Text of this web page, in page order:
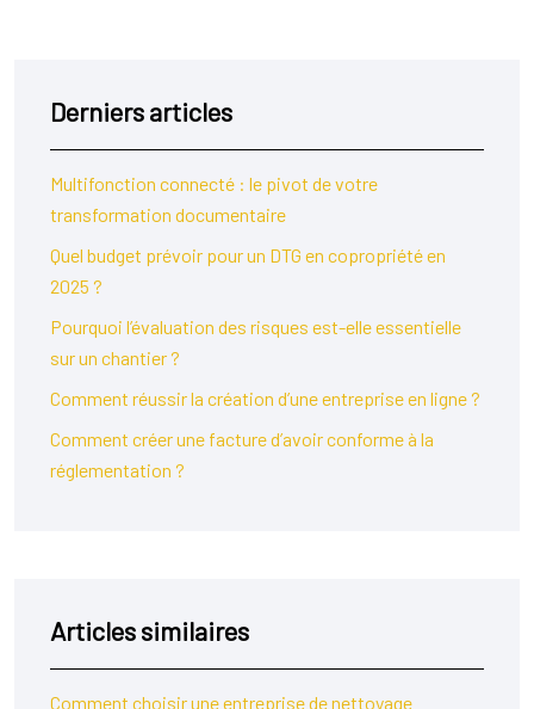
Derniers articles
Multifonction connecté : le pivot de votre
transformation documentaire
Quel budget prévoir pour un DTG en copropriété en
2025 ?
Pourquoi l’évaluation des risques est-elle essentielle
sur un chantier ?
Comment réussir la création d’une entreprise en ligne ?
Comment créer une facture d’avoir conforme à la
réglementation ?
Articles similaires
Comment choisir une entreprise de nettoyage